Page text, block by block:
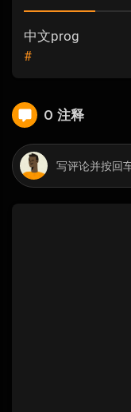
中文prog
#
0 注释